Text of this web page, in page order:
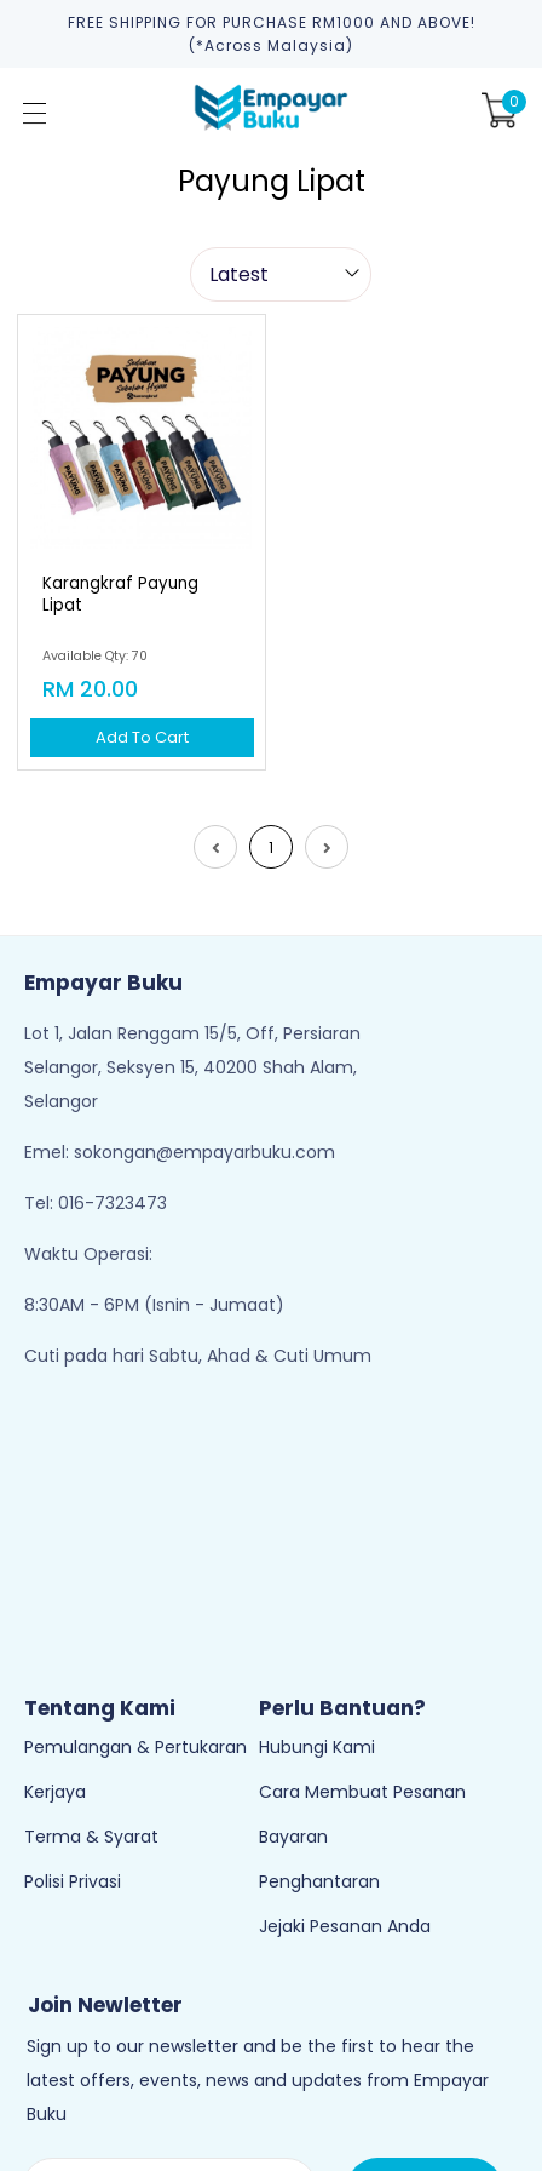
FREE SHIPPING FOR PURCHASE RM1000 AND ABOVE!
(*across Malaysia)
0
Payung Lipat
Karangkraf Payung
Lipat
Available Qty: 70
RM 20.00
Add To Cart
1
Empayar Buku
Lot 1, Jalan Renggam 15/5, Off, Persiaran
Selangor, Seksyen 15, 40200 Shah Alam,
Selangor
Emel: sokongan@empayarbuku.com
Tel: 016-7323473
Waktu Operasi:
8:30AM - 6PM (Isnin - Jumaat)
Cuti pada hari Sabtu, Ahad & Cuti Umum
Tentang Kami
Pemulangan & Pertukaran
Kerjaya
Terma & Syarat
Polisi Privasi
Perlu Bantuan?
Hubungi Kami
Cara Membuat Pesanan
Bayaran
Penghantaran
Jejaki Pesanan Anda
Join Newletter
Sign up to our newsletter and be the first to hear the
latest offers, events, news and updates from Empayar
Buku